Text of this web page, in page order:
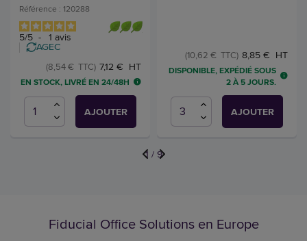
Référence : 120288
5/5 - 1 avis
AGEC
7,12 € HT
(8,54 € TTC)
EN STOCK, LIVRÉ EN 24/48H
AJOUTER
8,85 € HT
(10,62 € TTC)
DISPONIBLE, EXPÉDIÉ SOUS
2 À 5 JOURS.
AJOUTER
1 / 9
Fiducial Office Solutions en Europe